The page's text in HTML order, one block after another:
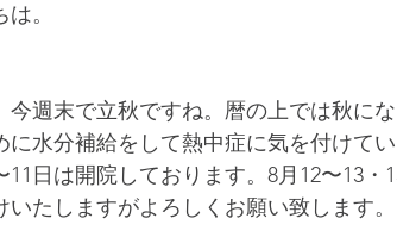
。
今週末で立秋ですね。暦の上では秋に
に水分補給をして熱中症に気を付けてい
11日は開院しております。8月12〜13・
たしますがよろしくお願い致します。